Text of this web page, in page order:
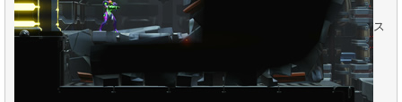
ス